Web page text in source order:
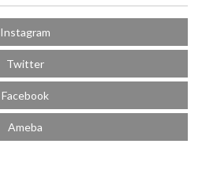
Instagram
Twitter
Facebook
Ameba